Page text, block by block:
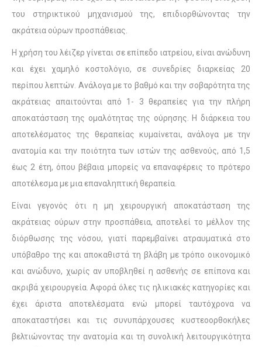
του στηρικτικού μηχανισμού της, επιδιορθώνοντας την
ακράτεια ούρων προσπάθειας.
Η χρήση του λέιζερ γίνεται σε επίπεδο ιατρείου, είναι ανώδυνη
και έχει χαμηλό κοστολόγιο, σε συνεδρίες διαρκείας 20
περίπου λεπτών. Ανάλογα με το βαθμό και την σοβαρότητα της
ακράτειας απαιτούνται από 1- 3 θεραπείες για την πλήρη
αποκατάσταση της ομαλότητας της ούρησης. Η διάρκεια του
αποτελέσματος της θεραπείας κυμαίνεται, ανάλογα με την
ανατομία και την ποιότητα των ιστών της ασθενούς, από 1,5
έως 2 έτη, όπου βέβαια μπορείς να επαναφέρεις το πρότερο
αποτέλεσμα με μια επαναληπτική θεραπεία.
Είναι γεγονός ότι η μη χειρουργική αποκατάσταση της
ακράτειας ούρων στην προσπάθεια, αποτελεί το μέλλον της
διόρθωσης της νόσου, γιατί παρεμβαίνει ατραυματικά στο
υπόβαθρο της και αποκαθιστά τη βλάβη με τρόπο οικονομικό
και ανώδυνο, χωρίς αν υποβληθεί η ασθενής σε επίπονα και
ακριβά χειρουργεία. Αφορά όλες τις ηλικιακές κατηγορίες και
έχει άριστα αποτελέσματα ενώ μπορεί ταυτόχρονα να
αποκαταστήσει και τις συνυπάρχουσες κυστεοορθοκήλες
βελτιώνοντας την ανατομία και τη συνολική λειτουργικότητα